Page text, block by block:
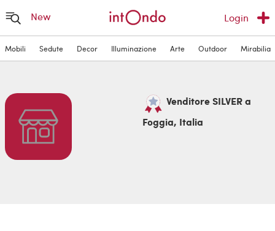
New Login
Mobili Sedute Decor Illuminazione Arte Outdoor Mirabilia
Venditore SILVER a
Foggia, Italia